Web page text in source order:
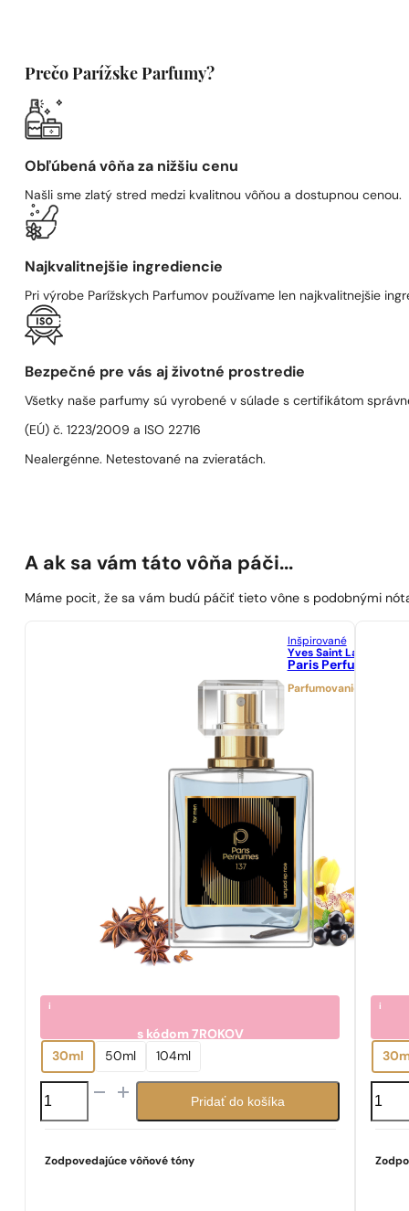
Prečo Parížske Parfumy?
Obľúbená vôňa za nižšiu cenu
Našli sme zlatý stred medzi kvalitnou vôňou a dostupnou cenou.
Najkvalitnejšie ingrediencie
Pri výrobe Parížskych Parfumov používame len najkvalitnejšie
Bezpečné pre vás aj životné prostredie
Všetky naše parfumy sú vyrobené v súlade s certifikátom
(EÚ) č. 1223/2009 a ISO 22716
Nealergénne. Netestované na zvieratách.
A ak sa vám táto vôňa páči...
Máme pocit, že sa vám budú páčiť tieto vône s podobnými
Inšpirované
Yves Saint Laurent
Paris Perfumes N°
Parfumovanie 21%
i
s kódom 7ROKOV
7.05€
30ml 50ml 104ml
množstvo
N°
137
Pridať do košíka
Zodpovedajúce vôňové tóny
i
N°
169